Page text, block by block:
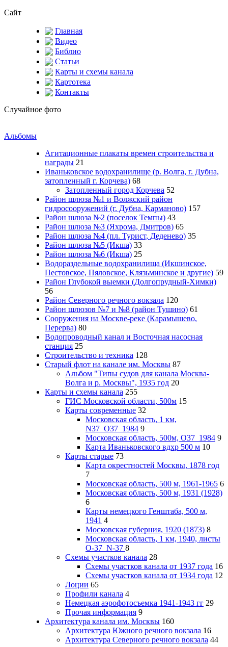
Сайт
Главная
Видео
Библио
Статьи
Карты и схемы канала
Картотека
Контакты
Случайное фото
Альбомы
Агитационные плакаты времен строительства и
награды 21
Иваньковское водохранилище (р. Волга, г. Дубна,
затопленный г. Корчева) 68
Затопленный город Корчева 52
Район шлюза №1 и Волжский район
гидросооружений (г. Дубна, Карманово) 157
Район шлюза №2 (поселок Темпы) 43
Район шлюза №3 (Яхрома, Дмитров) 65
Район шлюза №4 (пл. Турист, Деденево) 35
Район шлюза №5 (Икша) 33
Район шлюза №6 (Икша) 25
Водораздельные водохранилища (Икшинское,
Пестовское, Пяловское, Клязьминское и другие) 59
Район Глубокой выемки (Долгопрудный-Химки)
56
Район Северного речного вокзала 120
Район шлюзов №7 и №8 (район Тушино) 61
Сооружения на Москве-реке (Карамышево,
Перерва) 80
Водопроводный канал и Восточная насосная
станция 25
Строительство и техника 128
Старый флот на канале им. Москвы 87
Альбом "Типы судов для канала Москва-
Волга и р. Москвы", 1935 год 20
Карты и схемы канала 255
ГИС Московcкой области, 500м 15
Карты современные 32
Московская область, 1 км,
N37_O37_1984 9
Московская область, 500м, О37_1984 9
Карта Иваньковского вдхр 500 м 10
Карты старые 73
Карта окрестностей Москвы, 1878 год
7
Московская область, 500 м, 1961-1965 6
Московская область, 500 м, 1931 (1928)
6
Карты немецкого Генштаба, 500 м,
1941 4
Московская губерния, 1920 (1873) 8
Московская область, 1 км, 1940, листы
О-37_N-37 8
Схемы участков канала 28
Схемы участков канала от 1937 года 16
Схемы участков канала от 1934 года 12
Лоции 65
Профили канала 4
Немецкая аэрофотосъемка 1941-1943 гг 29
Прочая информация 9
Архитектура канала им. Москвы 160
Архитектура Южного речного вокзала 16
Архитектура Северного речного вокзала 44